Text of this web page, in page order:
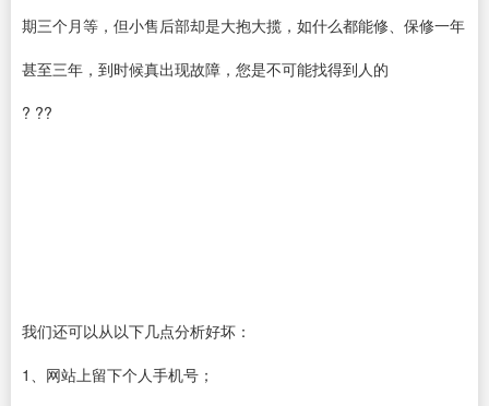
期三个月等，但小售后部却是大抱大揽，如什么都能修、保修一年
甚至三年，到时候真出现故障，您是不可能找得到人的
? ??
我们还可以从以下几点分析好坏：
1、网站上留下个人手机号；